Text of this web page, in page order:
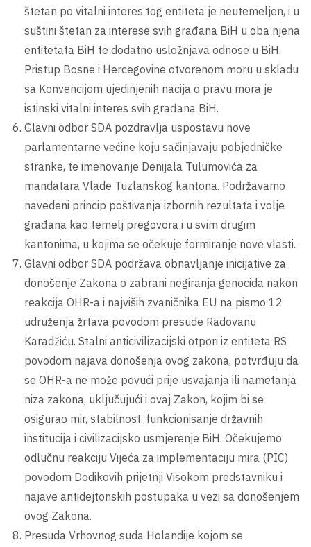
štetan po vitalni interes tog entiteta je neutemeljen, i u
suštini štetan za interese svih građana BiH u oba njena
entitetata BiH te dodatno usložnjava odnose u BiH.
Pristup Bosne i Hercegovine otvorenom moru u skladu
sa Konvencijom ujedinjenih nacija o pravu mora je
istinski vitalni interes svih građana BiH.
Glavni odbor SDA pozdravlja uspostavu nove
parlamentarne većine koju sačinjavaju pobjedničke
stranke, te imenovanje Denijala Tulumovića za
mandatara Vlade Tuzlanskog kantona. Podržavamo
navedeni princip poštivanja izbornih rezultata i volje
građana kao temelj pregovora i u svim drugim
kantonima, u kojima se očekuje formiranje nove vlasti.
Glavni odbor SDA podržava obnavljanje inicijative za
donošenje Zakona o zabrani negiranja genocida nakon
reakcija OHR-a i najviših zvaničnika EU na pismo 12
udruženja žrtava povodom presude Radovanu
Karadžiću. Stalni anticivilizacijski otpori iz entiteta RS
povodom najava donošenja ovog zakona, potvrđuju da
se OHR-a ne može povući prije usvajanja ili nametanja
niza zakona, uključujući i ovaj Zakon, kojim bi se
osigurao mir, stabilnost, funkcionisanje državnih
institucija i civilizacijsko usmjerenje BiH. Očekujemo
odlučnu reakciju Vijeća za implementaciju mira (PIC)
povodom Dodikovih prijetnji Visokom predstavniku i
najave antidejtonskih postupaka u vezi sa donošenjem
ovog Zakona.
Presuda Vrhovnog suda Holandije kojom se